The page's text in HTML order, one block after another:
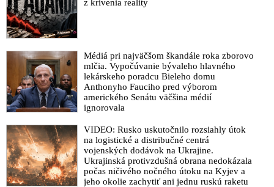
z krivenia reality
Médiá pri najväčšom škandále roka zborovo
mlčia. Vypočúvanie bývaleho hlavného
lekárskeho poradcu Bieleho domu
Anthonyho Fauciho pred výborom
amerického Senátu väčšina médií
ignorovala
VIDEO: Rusko uskutočnilo rozsiahly útok
na logistické a distribučné centrá
vojenských dodávok na Ukrajine.
Ukrajinská protivzdušná obrana nedokázala
počas ničivého nočného útoku na Kyjev a
jeho okolie zachytiť ani jednu ruskú raketu